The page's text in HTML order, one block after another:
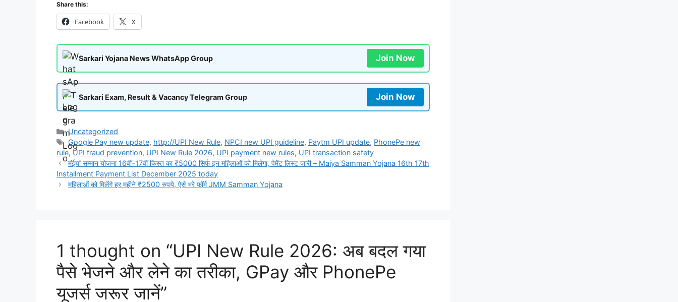
Share this:
Facebook X
Sarkari Yojana News WhatsApp Group Join Now
Sarkari Exam, Result & Vacancy Telegram Group Join Now
Categories
Uncategorized
Tags
Google Pay new update, http://UPI New Rule, NPCI new UPI guideline, Paytm UPI update, PhonePe new
rule, UPI fraud prevention, UPI New Rule 2026, UPI payment new rules, UPI transaction safety
मंईयां सम्मान योजना 16वीं–17वीं किस्त का ₹5000 सिर्फ इन महिलाओं को मिलेगा, पेमेंट लिस्ट जारी – Maiya Samman Yojana 16th 17th
Installment Payment List December 2025 today
महिलाओं को मिलेंगे हर महीने ₹2500 रुपये, ऐसे भरे फॉर्म JMM Samman Yojana
1 thought on “UPI New Rule 2026: अब बदल गया
पैसे भेजने और लेने का तरीका, GPay और PhonePe
यूजर्स जरूर जानें”